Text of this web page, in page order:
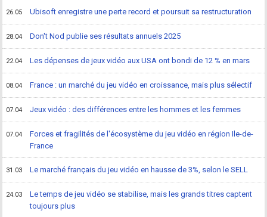
26.05 Ubisoft enregistre une perte record et poursuit sa restructuration
28.04 Don't Nod publie ses résultats annuels 2025
22.04 Les dépenses de jeux vidéo aux USA ont bondi de 12 % en mars
08.04 France : un marché du jeu vidéo en croissance, mais plus sélectif
07.04 Jeux vidéo : des différences entre les hommes et les femmes
07.04
Forces et fragilités de l'écosystème du jeu vidéo en région Ile-de-
France
31.03 Le marché français du jeu vidéo en hausse de 3%, selon le SELL
24.03
Le temps de jeu vidéo se stabilise, mais les grands titres captent
toujours plus